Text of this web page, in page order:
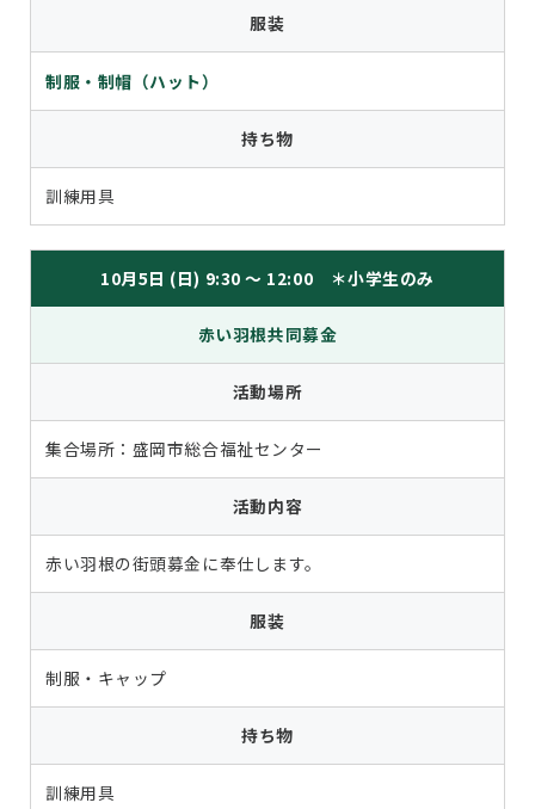
服装
制服・制帽（ハット）
持ち物
訓練用具
10月5日 (日) 9:30 ～ 12:00 ＊小学生のみ
赤い羽根共同募金
活動場所
集合場所：盛岡市総合福祉センター
活動内容
赤い羽根の街頭募金に奉仕します。
服装
制服・キャップ
持ち物
訓練用具